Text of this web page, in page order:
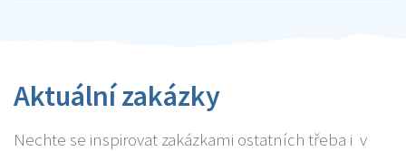
Aktuální zakázky
Nechte se inspirovat zakázkami ostatních třeba i v